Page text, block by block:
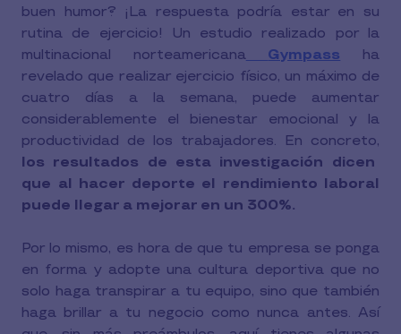
buen humor? ¡La respuesta podría estar en su
rutina de ejercicio! Un estudio realizado por la
multinacional norteamericana
Gympass
ha
revelado que realizar ejercicio físico, un máximo de
cuatro días a la semana, puede aumentar
considerablemente el bienestar emocional y la
productividad de los trabajadores. En concreto,
los resultados de esta investigación dicen
que al hacer deporte el rendimiento laboral
puede llegar a mejorar en un 300%.
Por lo mismo, es hora de que tu empresa se ponga
en forma y adopte una cultura deportiva que no
solo haga transpirar a tu equipo, sino que también
haga brillar a tu negocio como nunca antes. Así